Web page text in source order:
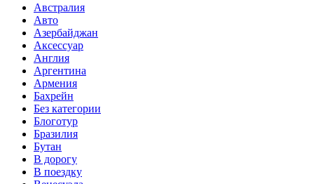
Австралия
Авто
Азербайджан
Аксессуар
Англия
Аргентина
Армения
Бахрейн
Без категории
Блоготур
Бразилия
Бутан
В дорогу
В поездку